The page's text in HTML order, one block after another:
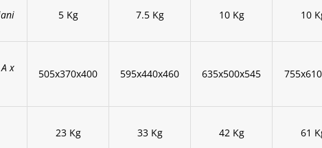
5 Kg 7.5 Kg 10 Kg 10
x
505x370x400 595x440x460 635x500x545
23 Kg 33 Kg 42 Kg 61